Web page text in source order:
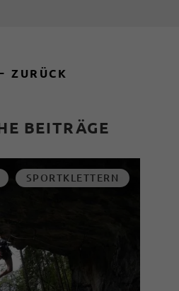
ZURÜCK
BEITRÄGE
SPORTKLETTERN